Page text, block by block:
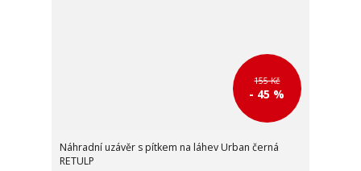
155 Kč
- 45 %
Náhradní uzávěr s pítkem na láhev Urban černá
RETULP